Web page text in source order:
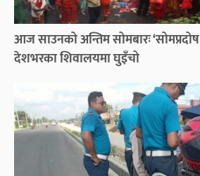
आज साउनको अन्तिम सोमबारः
देशभरका शिवालयमा घुइँचो